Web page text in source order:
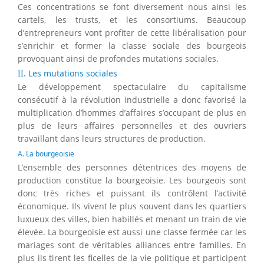
Ces concentrations se font diversement nous ainsi les
cartels, les trusts, et les consortiums. Beaucoup
d’entrepreneurs vont profiter de cette libéralisation pour
s’enrichir et former la classe sociale des bourgeois
provoquant ainsi de profondes mutations sociales.
II. Les mutations sociales
Le développement spectaculaire du capitalisme
consécutif à la révolution industrielle a donc favorisé la
multiplication d’hommes d’affaires s’occupant de plus en
plus de leurs affaires personnelles et des ouvriers
travaillant dans leurs structures de production.
A. La bourgeoisie
L’ensemble des personnes détentrices des moyens de
production constitue la bourgeoisie. Les bourgeois sont
donc très riches et puissant ils contrôlent l’activité
économique. Ils vivent le plus souvent dans les quartiers
luxueux des villes, bien habillés et menant un train de vie
élevée. La bourgeoisie est aussi une classe fermée car les
mariages sont de véritables alliances entre familles. En
plus ils tirent les ficelles de la vie politique et participent